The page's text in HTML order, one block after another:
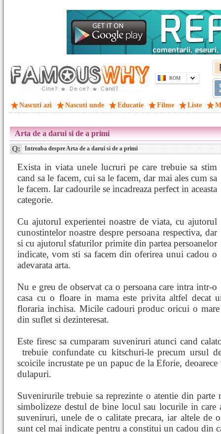
ROM
Nascuti azi Nascuti unde Educatie Filme Liste
Arta de a darui si de a primi
Q: Intreaba despre Arta de a darui si de a primi
Exista in viata unele lucruri pe care trebuie sa stim
cand sa le facem, cui sa le facem, dar mai ales cum sa
le facem. Iar cadourile se incadreaza perfect in aceasta
categorie.
Cu ajutorul experientei noastre de viata, cu ajutorul
cunostintelor noastre despre persoana respectiva, dar
si cu ajutorul sfaturilor primite din partea persoanelor
indicate, vom sti sa facem din oferirea unui cadou o
adevarata arta.
Nu e greu de observat ca o persoana care intra intr-o
casa cu o floare in mama este privita altfel decat
floraria inchisa. Micile cadouri produc oricui o
din suflet si dezinteresat.
Este firesc sa cumparam suveniruri atunci cand
trebuie confundate cu kitschuri-le precum ursul
scoicile incrustate pe un papuc de la Eforie, deoarece
dulapuri.
Suvenirurile trebuie sa reprezinte o atentie din parte
simbolizeze destul de bine locul sau locurile in
suveniruri, unele de o calitate precara, iar altele de
sunt cel mai indicate pentru a constitui un cadou din